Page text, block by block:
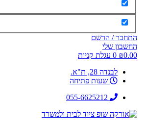
התחבר / הרשם
החשבון שלי
₪0.00
0 עגלת קניות
לבנדה 28, ת"א.
שעות פתיחה
055-6625212